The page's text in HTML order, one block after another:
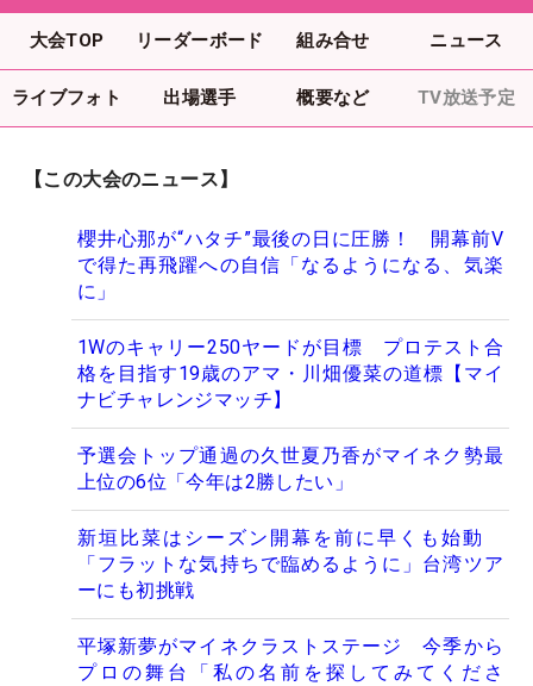
大会TOP リーダーボード 組み合せ ニュース
ライブフォト 出場選手 概要など TV放送予定
【この大会のニュース】
櫻井心那が“ハタチ”最後の日に圧勝！ 開幕前V
で得た再飛躍への自信「なるようになる、気楽
に」
1Wのキャリー250ヤードが目標 プロテスト合
格を目指す19歳のアマ・川畑優菜の道標【マイ
ナビチャレンジマッチ】
予選会トップ通過の久世夏乃香がマイネク勢最
上位の6位「今年は2勝したい」
新垣比菜はシーズン開幕を前に早くも始動
「フラットな気持ちで臨めるように」台湾ツア
ーにも初挑戦
平塚新夢がマイネクラストステージ 今季から
プロの舞台「私の名前を探してみてくださ